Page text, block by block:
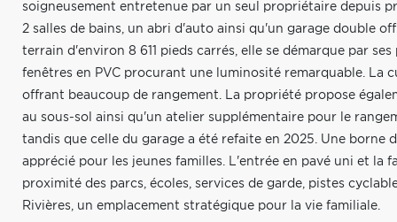
soigneusement entretenue par un seul propriétaire depuis
2 salles de bains, un abri d'auto ainsi qu'un garage double
terrain d'environ 8 611 pieds carrés, elle se démarque par
fenêtres en PVC procurant une luminosité remarquable. La
offrant beaucoup de rangement. La propriété propose
au sous-sol ainsi qu'un atelier supplémentaire pour le
tandis que celle du garage a été refaite en 2025. Une borne
apprécié pour les jeunes familles. L'entrée en pavé uni et
proximité des parcs, écoles, services de garde, pistes
Rivières, un emplacement stratégique pour la vie familiale.